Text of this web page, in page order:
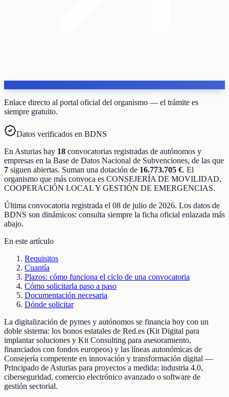
Enlace directo al portal oficial del organismo — el trámite es
siempre gratuito.
Datos verificados en BDNS
En Asturias hay 18 convocatorias registradas de autónomos y
empresas en la Base de Datos Nacional de Subvenciones, de las que
7 siguen abiertas. Suman una dotación de 16.773.705 €. El
organismo que más convoca es CONSEJERÍA DE MOVILIDAD,
COOPERACIÓN LOCAL Y GESTIÓN DE EMERGENCIAS.
Última convocatoria registrada el 08 de julio de 2026. Los datos de
BDNS son dinámicos: consulta siempre la ficha oficial enlazada más
abajo.
En este artículo
Requisitos
Cuantía
Plazos: cómo funciona el ciclo de una convocatoria
Cómo solicitarla paso a paso
Documentación necesaria
Dónde solicitar
La digitalización de pymes y autónomos se financia hoy con un
doble sistema: los bonos estatales de Red.es (Kit Digital para
implantar soluciones y Kit Consulting para asesoramiento,
financiados con fondos europeos) y las líneas autonómicas de
Consejería competente en innovación y transformación digital —
Principado de Asturias para proyectos a medida: industria 4.0,
ciberseguridad, comercio electrónico avanzado o software de
gestión sectorial.